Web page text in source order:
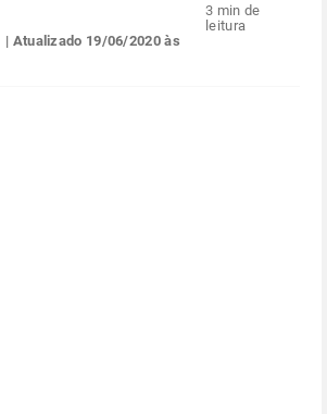
| Atualizado 19/06/2020 às
3 min de
leitura